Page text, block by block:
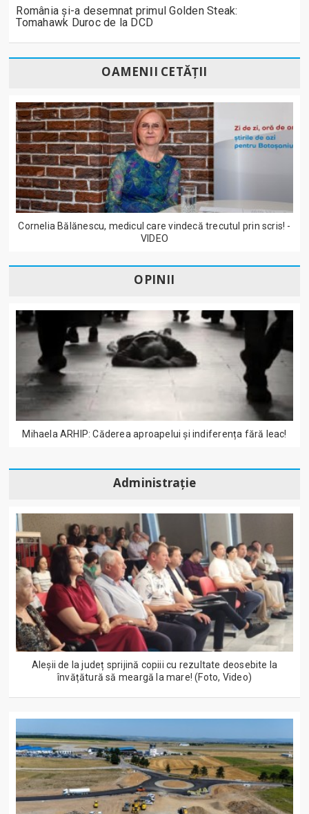
România și-a desemnat primul Golden Steak:
Tomahawk Duroc de la DCD
OAMENII CETĂȚII
Cornelia Bălănescu, medicul care vindecă trecutul prin scris! -
VIDEO
OPINII
Mihaela ARHIP: Căderea aproapelui și indiferența fără leac!
Administrație
Aleșii de la județ sprijină copiii cu rezultate deosebite la
învățătură să meargă la mare! (Foto, Video)